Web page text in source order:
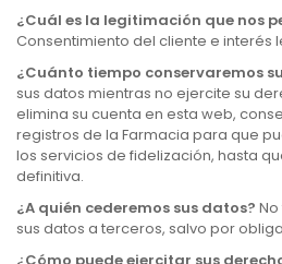
¿Cuál es la legitimación que nos
Consentimiento del cliente e interés
¿Cuánto tiempo conservaremos
sus datos mientras no ejercite su
elimina su cuenta en esta web,
registros de la Farmacia para que
los servicios de fidelización, hasta
definitiva.
¿A quién cederemos sus datos?
sus datos a terceros, salvo por